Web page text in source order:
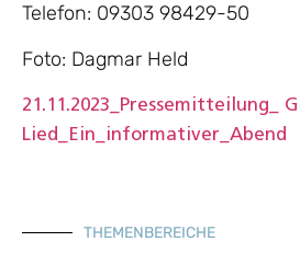
Telefon: 09303 98429-50
Foto: Dagmar Held
21.11.2023_Pressemitteilung_
Lied_Ein_informativer_Abend
THEMENBEREICHE